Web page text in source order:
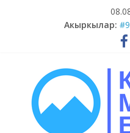
Акыркылар: